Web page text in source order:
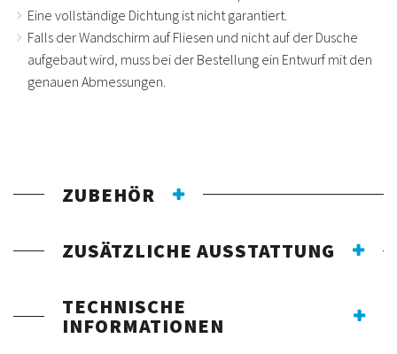
Eine vollständige Dichtung ist nicht garantiert.
Falls der Wandschirm auf Fliesen und nicht auf der Dusche
aufgebaut wird, muss bei der Bestellung ein Entwurf mit den
genauen Abmessungen.
ZUBEHÖR
ZUSÄTZLICHE AUSSTATTUNG
TECHNISCHE
INFORMATIONEN